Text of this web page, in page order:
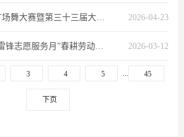
学校举办首届校园广场舞大赛暨第三十三届大学生文化艺术节开幕式 2026-04-23
学校举办2026年“学雷锋志愿服务月”春耕劳动教育活动 2026-03-12
3 4 5 45
下页